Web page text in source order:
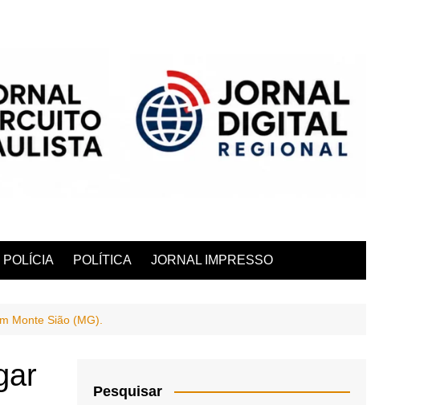
POLÍCIA POLÍTICA JORNAL IMPRESSO
Monte Sião (MG).
Pesquisar